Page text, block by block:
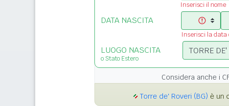
Inserisci il nome
DATA NASCITA
Inserisci la
LUOGO NASCITA
o Stato Estero
Considera anche i
Torre de' Roveri (BG) è un